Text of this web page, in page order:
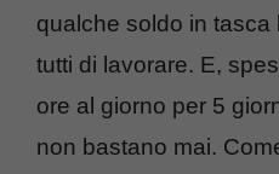
qualche soldo in tasca
tutti di lavorare. E,
ore al giorno per 5
non bastano mai.